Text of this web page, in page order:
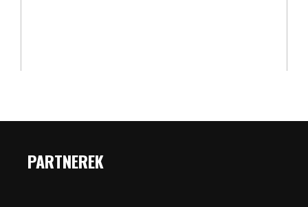
PARTNEREK